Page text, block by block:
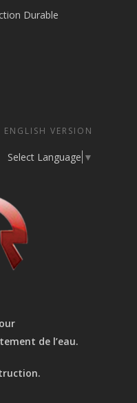
Durable
ENGLISH VERSION
Select Language ▼
de l’eau.